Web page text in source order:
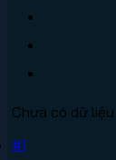
Chưa có dữ liệu
#1